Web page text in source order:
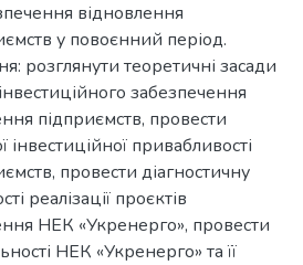
відновлення
у повоєнний період.
розглянути теоретичні засади
забезпечення
підприємств, провести
інвестиційної привабливості
провести діагностичну
реалізації проєктів
НЕК «Укренерго», провести
НЕК «Укренерго» та її